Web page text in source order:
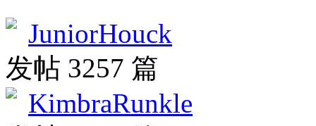
JuniorHouck
发帖 3257 篇
KimbraRunkle